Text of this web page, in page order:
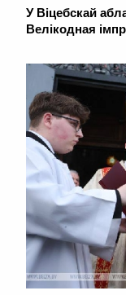
У Віцебскай
Велікодная